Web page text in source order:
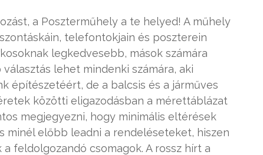
a Poszterműhely a te helyed! A műhely
telefontokjain és poszterein
legkedvesebb, mások számára
lehet mindenki számára, aki
építészetéért, de a balcsis és a járműves
közötti eligazodásban a mérettáblázat
megjegyezni, hogy minimális eltérések
minél előbb leadni a rendeléseteket, hiszen
feldolgozandó csomagok. A rossz hírt a